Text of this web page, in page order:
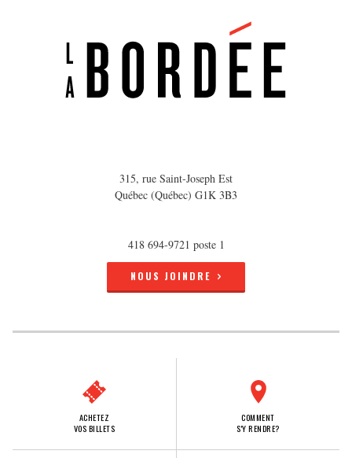
315, rue Saint-Joseph Est
Québec (Québec) G1K 3B3
418 694-9721 poste 1
NOUS JOINDRE
ACHETEZ
VOS BILLETS
COMMENT
S'Y RENDRE?